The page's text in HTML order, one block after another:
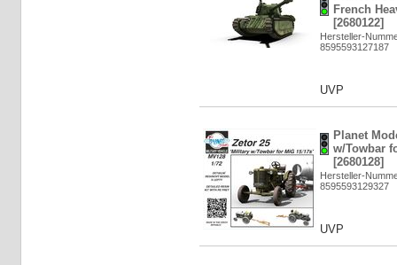
French
[2680122]
Hersteller-
8595593127187
UVP
Planet
w/Towbar
[2680128]
Hersteller-
8595593129327
UVP